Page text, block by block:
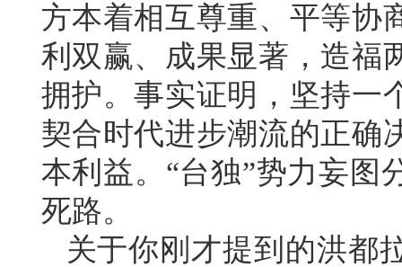
方本着相互尊重、平等协
利双赢、成果显著，造福
拥护。事实证明，坚持一
契合时代进步潮流的正确
本利益。“台独”势力妄图
死路。
关于你刚才提到的洪都